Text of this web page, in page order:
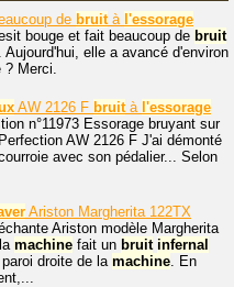
de bruità l'essorage
bouge et fait beaucoup de bruit
elle a avancé d'environ
? Merci.
AW 2126 F bruità l'essorage
n°11973 Essorage bruyant sur
Perfection AW 2126 F J'ai démonté
avec son pédalier... Selon
Ariston Margherita 122TX
Ariston modèle Margherita
machine fait un bruit infernal
droite de lamachine. En